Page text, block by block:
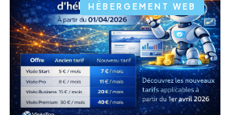
HÉBERGEMENT WEB